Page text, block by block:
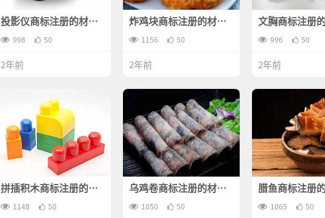
投影仪商标注册的材料
有哪些？
998 50
2年前
炸鸡块商标注册的材料
是什么？
1156 50
2年前
文胸商标注册
哪些？
996 50
2年前
拼插积木商标注册的材
料有哪些？
1148 50
乌鸡卷商标注册的材料
是什么？
1050 50
腊鱼商标注册
什么？
1065 50